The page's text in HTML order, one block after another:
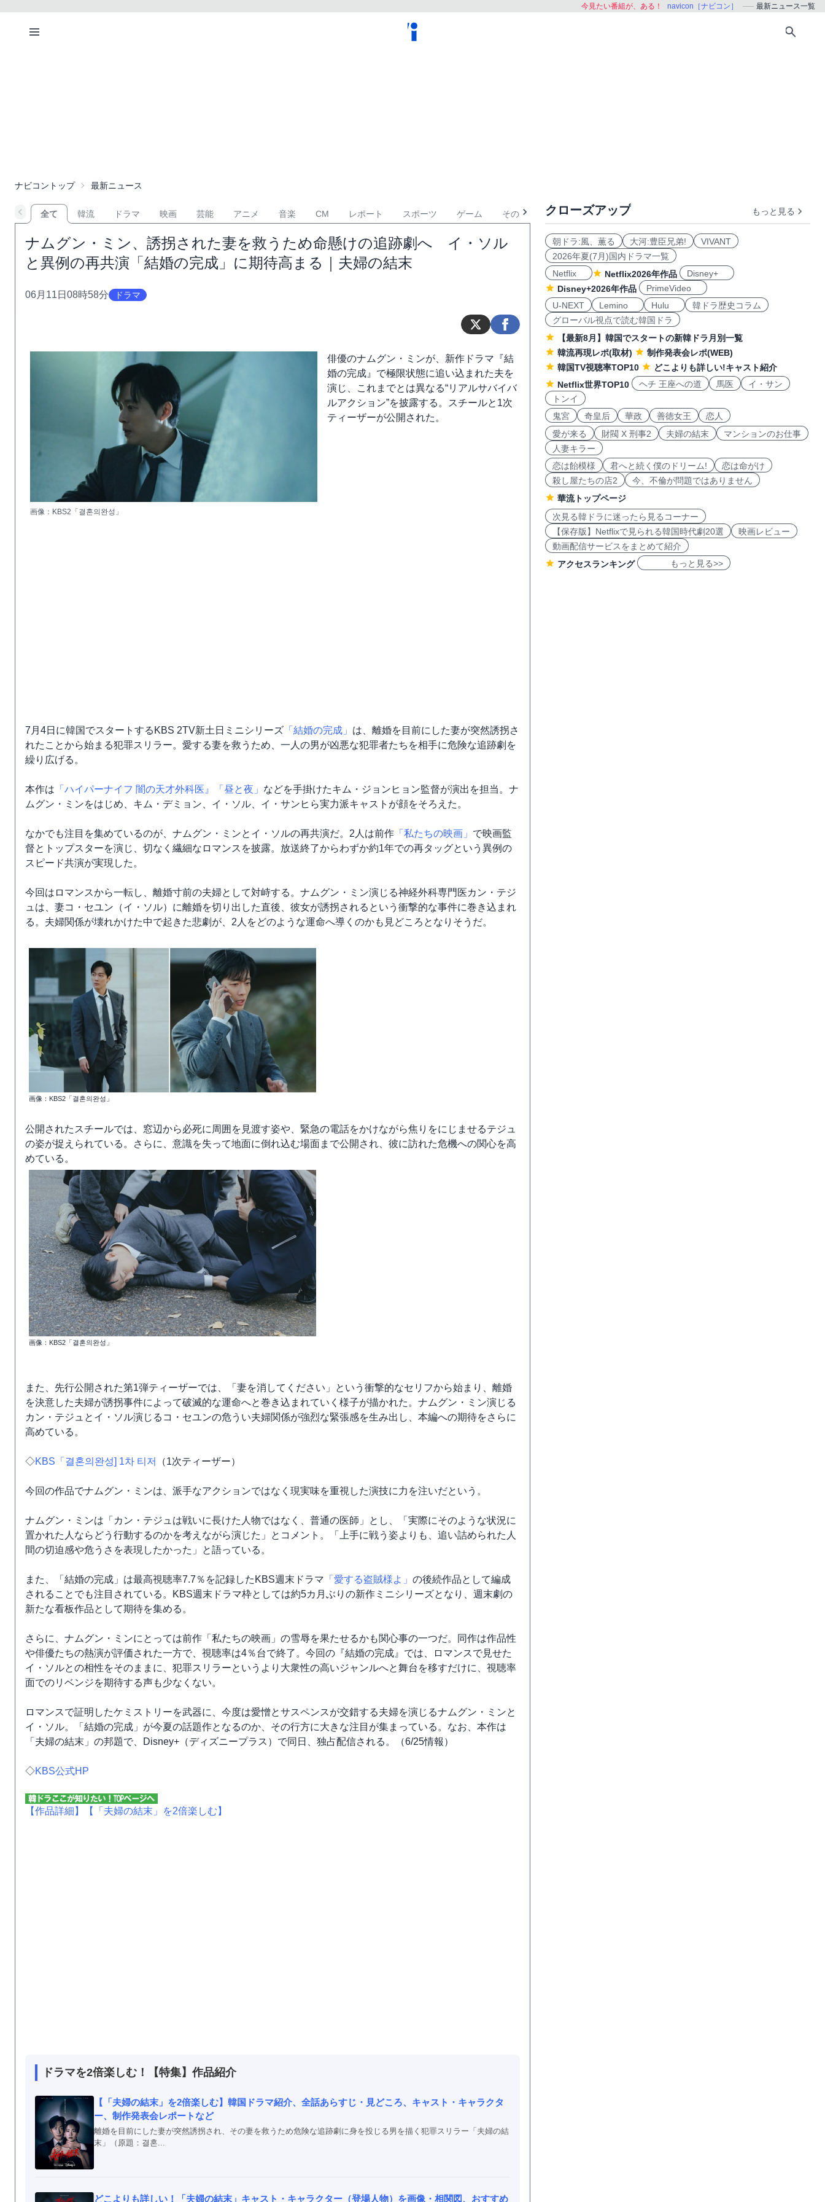
今見たい番組が、ある！ navicon［ナビコン］ 最新ニュース一覧
ナビコントップ 最新ニュース
全て 韓流 ドラマ 映画 芸能 アニメ 音楽 CM レポート スポーツ ゲーム その他
ナムグン・ミン、誘拐された妻を救うため命懸けの追跡劇へ イ・ソル
と異例の再共演「結婚の完成」に期待高まる｜夫婦の結末
06月11日08時58分 ドラマ
画像：KBS2「결혼의완성」
俳優のナムグン・ミンが、新作ドラマ『結
婚の完成』で極限状態に追い込まれた夫を
演じ、これまでとは異なる“リアルサバイバ
ルアクション”を披露する。スチールと1次
ティーザーが公開された。
7月4日に韓国でスタートするKBS 2TV新土日ミニシリーズ 「結婚の完成」 は、離婚を目前にした妻が突然誘拐さ
れたことから始まる犯罪スリラー。愛する妻を救うため、一人の男が凶悪な犯罪者たちを相手に危険な追跡劇を
繰り広げる。
本作は 「ハイパーナイフ 闇の天才外科医』 「昼と夜」 などを手掛けたキム・ジョンヒョン監督が演出を担当。ナ
ムグン・ミンをはじめ、キム・デミョン、イ・ソル、イ・サンヒら実力派キャストが顔をそろえた。
なかでも注目を集めているのが、ナムグン・ミンとイ・ソルの再共演だ。2人は前作 「私たちの映画」 で映画監
督とトップスターを演じ、切なく繊細なロマンスを披露。放送終了からわずか約1年での再タッグという異例の
スピード共演が実現した。
今回はロマンスから一転し、離婚寸前の夫婦として対峙する。ナムグン・ミン演じる神経外科専門医カン・テジ
ュは、妻コ・セユン（イ・ソル）に離婚を切り出した直後、彼女が誘拐されるという衝撃的な事件に巻き込まれ
る。夫婦関係が壊れかけた中で起きた悲劇が、2人をどのような運命へ導くのかも見どころとなりそうだ。
画像：KBS2「결혼의완성」
公開されたスチールでは、窓辺から必死に周囲を見渡す姿や、緊急の電話をかけながら焦りをにじませるテジュ
の姿が捉えられている。さらに、意識を失って地面に倒れ込む場面まで公開され、彼に訪れた危機への関心を高
めている。
画像：KBS2「결혼의완성」
また、先行公開された第1弾ティーザーでは、「妻を消してください」という衝撃的なセリフから始まり、離婚
を決意した夫婦が誘拐事件によって破滅的な運命へと巻き込まれていく様子が描かれた。ナムグン・ミン演じる
カン・テジュとイ・ソル演じるコ・セユンの危うい夫婦関係が強烈な緊張感を生み出し、本編への期待をさらに
高めている。
◇KBS「결혼의완성] 1차 티저 （1次ティーザー）
今回の作品でナムグン・ミンは、派手なアクションではなく現実味を重視した演技に力を注いだという。
ナムグン・ミンは「カン・テジュは戦いに長けた人物ではなく、普通の医師」とし、「実際にそのような状況に
置かれた人ならどう行動するのかを考えながら演じた」とコメント。「上手に戦う姿よりも、追い詰められた人
間の切迫感や危うさを表現したかった」と語っている。
また、「結婚の完成」は最高視聴率7.7％を記録したKBS週末ドラマ 「愛する盗賊様よ」 の後続作品として編成
されることでも注目されている。KBS週末ドラマ枠としては約5カ月ぶりの新作ミニシリーズとなり、週末劇の
新たな看板作品として期待を集める。
さらに、ナムグン・ミンにとっては前作「私たちの映画」の雪辱を果たせるかも関心事の一つだ。同作は作品性
や俳優たちの熱演が評価された一方で、視聴率は4％台で終了。今回の『結婚の完成』では、ロマンスで見せた
イ・ソルとの相性をそのままに、犯罪スリラーというより大衆性の高いジャンルへと舞台を移すだけに、視聴率
面でのリベンジを期待する声も少なくない。
ロマンスで証明したケミストリーを武器に、今度は愛憎とサスペンスが交錯する夫婦を演じるナムグン・ミンと
イ・ソル。「結婚の完成」が今夏の話題作となるのか、その行方に大きな注目が集まっている。なお、本作は
「夫婦の結末」の邦題で、Disney+（ディズニープラス）で同日、独占配信される。（6/25情報）
◇KBS公式HP
【作品詳細】 【「夫婦の結末」を2倍楽しむ】
ドラマを2倍楽しむ！【特集】作品紹介
【「夫婦の結末」を2倍楽しむ】韓国ドラマ紹介、全話あらすじ・見どころ、キャスト・キャラクタ
ー、制作発表会レポートなど
離婚を目前にした妻が突然誘拐され、その妻を救うため危険な追跡劇に身を投じる男を描く犯罪スリラー「夫婦の結
末」（原題：결혼...
どこよりも詳しい！「夫婦の結末」キャスト・キャラクター（登場人物）を画像・相関図、おすすめ
クローズアップ もっと見る
朝ドラ:風、薫る 大河:豊臣兄弟!
VIVANT
2026年夏(7月)国内ドラマ一覧
Netflix
Netflix2026年作品
Disney+
Disney+2026年作品
PrimeVideo
U-NEXT
Lemino Hulu
韓ドラ歴史コラム
グローバル視点で読む韓国ドラ
【最新8月】韓国でスタートの新韓ドラ月別一覧
韓流再現レポ(取材)
制作発表会レポ(WEB)
韓国TV視聴率TOP10
どこよりも詳しい!キャスト紹介
Netflix世界TOP10
ヘチ 王座への道 馬医
イ・サン
トンイ
鬼宮
奇皇后 華政 善徳女王
恋人
愛が来る
財閥 X 刑事2 夫婦の結末
マンションのお仕事
人妻キラー
恋は飴模様
君へと続く僕のドリーム!
恋は命がけ
殺し屋たちの店2
今、不倫が問題ではありません
華流トップページ
次見る韓ドラに迷ったら見るコーナー
【保存版】Netflixで見られる韓国時代劇20選
映画レビュー
動画配信サービスをまとめて紹介
アクセスランキング
もっと見る>>